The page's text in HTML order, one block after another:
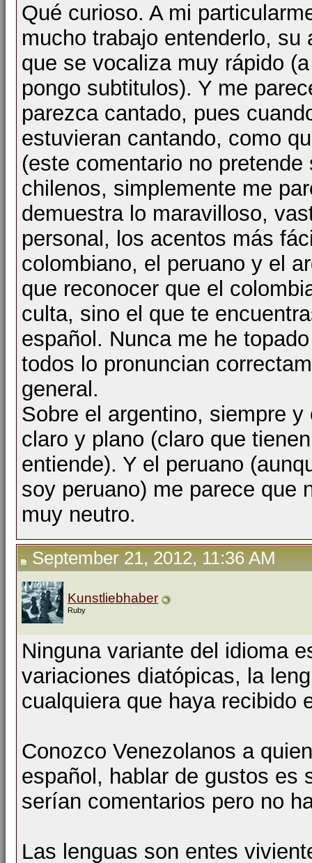
Qué curioso. A mi
mucho trabajo entenderlo,
que se vocaliza muy rápido
pongo subtitulos). Y me
parezca cantado, pues
estuvieran cantando, como
(este comentario no
chilenos, simplemente me
demuestra lo maravilloso,
personal, los acentos más
colombiano, el peruano y el
que reconocer que el
culta, sino el que te
español. Nunca me he
todos lo pronuncian
general.
Sobre el argentino, siempre
claro y plano (claro que
entiende). Y el peruano
soy peruano) me parece que
muy neutro.
September 21, 2012, 11:36 AM
Kunstliebhaber
Ruby
Ninguna variante del idioma
variaciones diatópicas, la
cualquiera que haya recibido
Conozco Venezolanos a
español, hablar de gustos es
serían comentarios pero no
Las lenguas son entes